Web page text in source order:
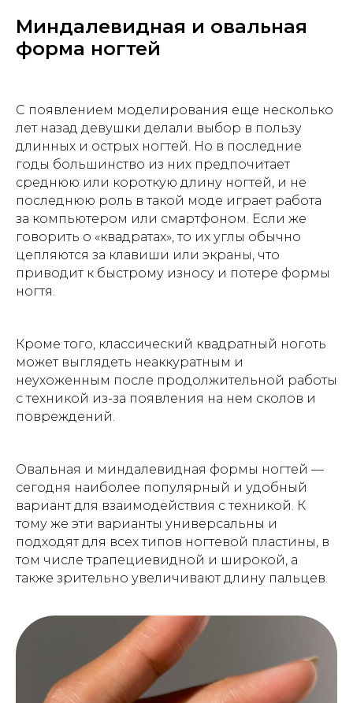
Миндалевидная и овальная
форма ногтей
С появлением моделирования еще несколько
лет назад девушки делали выбор в пользу
длинных и острых ногтей. Но в последние
годы большинство из них предпочитает
среднюю или короткую длину ногтей, и не
последнюю роль в такой моде играет работа
за компьютером или смартфоном. Если же
говорить о «квадратах», то их углы обычно
цепляются за клавиши или экраны, что
приводит к быстрому износу и потере формы
ногтя.
Кроме того, классический квадратный ноготь
может выглядеть неаккуратным и
неухоженным после продолжительной работы
с техникой из-за появления на нем сколов и
повреждений.
Овальная и миндалевидная формы ногтей —
сегодня наиболее популярный и удобный
вариант для взаимодействия с техникой. К
тому же эти варианты универсальны и
подходят для всех типов ногтевой пластины, в
том числе трапециевидной и широкой, а
также зрительно увеличивают длину пальцев.